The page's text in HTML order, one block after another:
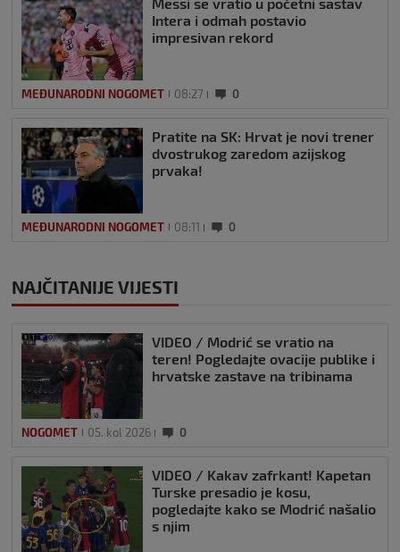
Intera i odmah postavio
impresivan rekord
MEĐUNARODNI NOGOMET 08:27 0
Pratite na SK: Hrvat je novi trener
dvostrukog zaredom azijskog
prvaka!
MEĐUNARODNI NOGOMET 08:11 0
NAJČITANIJE VIJESTI
VIDEO / Modrić se vratio na
teren! Pogledajte ovacije publike i
hrvatske zastave na tribinama
NOGOMET 05. kol 2026 0
VIDEO / Kakav zafrkant! Kapetan
Turske presadio je kosu,
pogledajte kako se Modrić našalio
s njim